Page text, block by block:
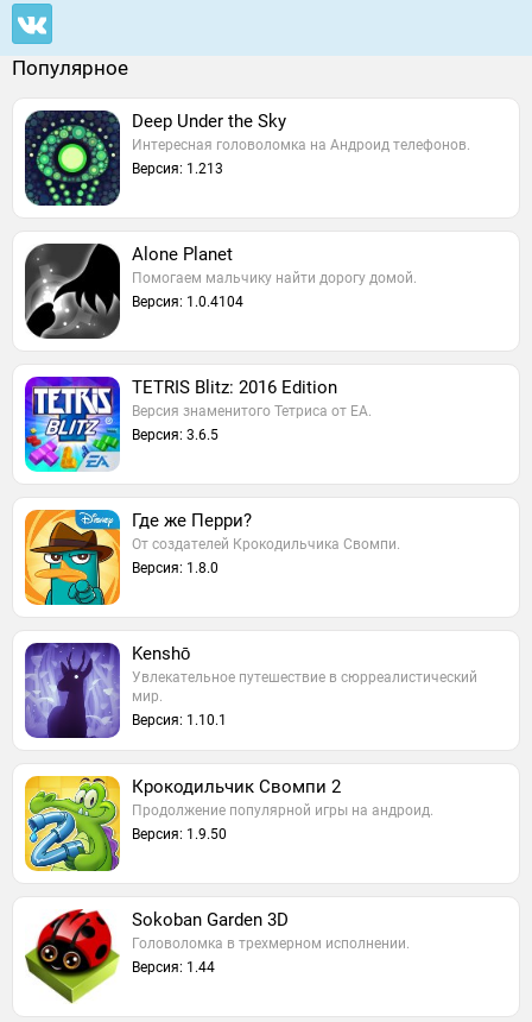
Популярное
Deep Under the Sky
Интересная головоломка на Андроид телефонов.
Версия: 1.213
Alone Planet
Помогаем мальчику найти дорогу домой.
Версия: 1.0.4104
TETRIS Blitz: 2016 Edition
Версия знаменитого Тетриса от EA.
Версия: 3.6.5
Где же Перри?
От создателей Крокодильчика Свомпи.
Версия: 1.8.0
Kenshō
Увлекательное путешествие в сюрреалистический
мир.
Версия: 1.10.1
Крокодильчик Свомпи 2
Продолжение популярной игры на андроид.
Версия: 1.9.50
Sokoban Garden 3D
Головоломка в трехмерном исполнении.
Версия: 1.44